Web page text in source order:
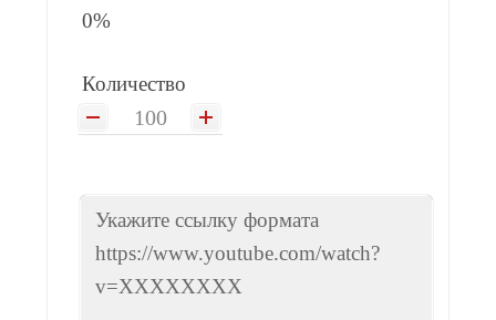
0%
Количество